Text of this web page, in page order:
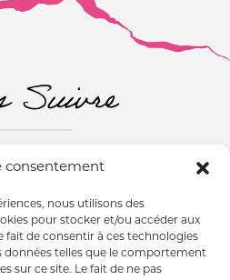
consentement
nous utilisons des
pour stocker et/ou accéder aux
fait de consentir à ces technologies
données telles que le comportement
sur ce site. Le fait de ne pas
Suivre
NOTRE NEWSLETTER
PRESSE